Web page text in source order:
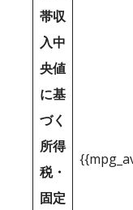
帯収
入中
央値
に基
づく
所得
税・
固定